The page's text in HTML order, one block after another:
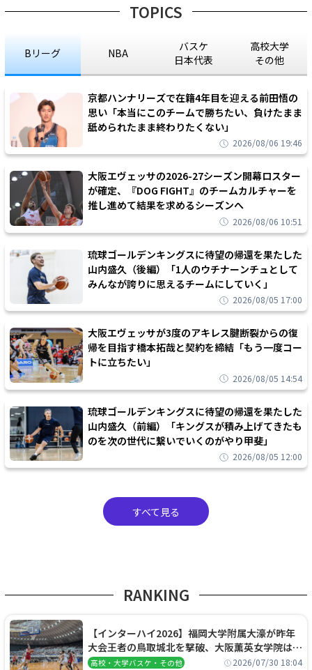
TOPICS
Bリーグ NBA
バスケ
日本代表
高校大学
その他
京都ハンナリーズで在籍4年目を迎える前田悟の
思い「本当にこのチームで勝ちたい、負けたまま
舐められたまま終わりたくない」
2026/08/06 19:46
大阪エヴェッサの2026-27シーズン開幕ロスター
が確定、『DOG FIGHT』のチームカルチャーを
推し進めて結果を求めるシーズンへ
2026/08/06 10:51
琉球ゴールデンキングスに待望の帰還を果たした
山内盛久（後編）「1人のウチナーンチュとして
みんなが誇りに思えるチームにしていく」
2026/08/05 17:00
大阪エヴェッサが3度のアキレス腱断裂からの復
帰を目指す橋本拓哉と契約を締結「もう一度コー
トに立ちたい」
2026/08/05 14:54
琉球ゴールデンキングスに待望の帰還を果たした
山内盛久（前編）「キングスが積み上げてきたも
のを次の世代に繋いでいくのがやり甲斐」
2026/08/05 12:00
すべて見る
RANKING
【インターハイ2026】福岡大学附属大濠が昨年
大会王者の鳥取城北を撃破、大阪薫英女学院は岐
阜女子に完勝、大会3日目試合結果
高校・大学バスケ・その他 2026/07/30 18:04